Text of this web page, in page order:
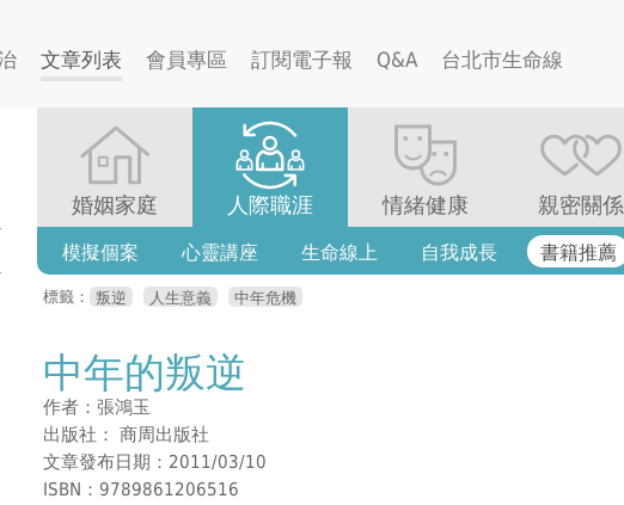
文章列表 會員專區 訂閱電子報 Q&A 台北市生命線
婚姻家庭 人際職涯
模擬個案 心靈講座 生命線上 自我成長 書籍推薦
情緒健康 親密關係
標籤： 叛逆 人生意義 中年危機
中年的叛逆
作者：張鴻玉
出版社： 商周出版社
文章發布日期：2011/03/10
ISBN：9789861206516